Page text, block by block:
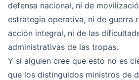
defensa nacional, ni de
estrategia operativa, ni de guerra
acción integral, ni de las
administrativas de las tropas.
Y si alguien cree que esto no es
que los distinguidos ministros de